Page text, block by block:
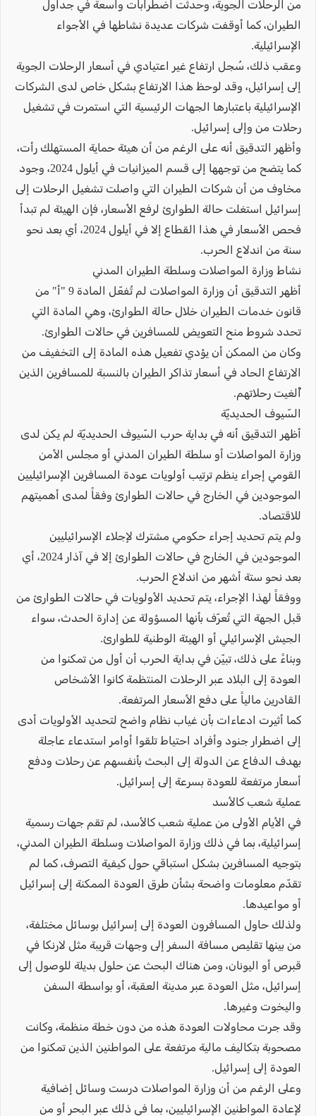
من الرحلات الجوية، وحدثت اضطرابات واسعة في جداول
الطيران، كما أوقفت شركات عديدة نشاطها في الأجواء
الإسرائيلية.
وعقب ذلك، سُجل ارتفاع غير اعتيادي في أسعار الرحلات الجوية
إلى إسرائيل، وقد لوحظ هذا الارتفاع بشكل خاص لدى الشركات
الإسرائيلية باعتبارها الجهات الرئيسية التي استمرت في تشغيل
رحلات من وإلى إسرائيل.
وأظهر التدقيق أنه على الرغم من أن هيئة حماية المستهلك رأت،
كما يتضح من توجهها إلى قسم الميزانيات في أيلول 2024، وجود
مخاوف من أن شركات الطيران التي واصلت تشغيل الرحلات إلى
إسرائيل استغلت حالة الطوارئ لرفع الأسعار، فإن الهيئة لم تبدأ
فحص الأسعار في هذا القطاع إلا في أيلول 2024، أي بعد نحو
سنة من اندلاع الحرب.
نشاط وزارة المواصلات وسلطة الطيران المدني
أظهر التدقيق أن وزارة المواصلات لم تُفعّل المادة 9 "أ" من
قانون خدمات الطيران خلال حالة الطوارئ، وهي المادة التي
تحدد شروط منح التعويض للمسافرين في حالات الطوارئ.
وكان من الممكن أن يؤدي تفعيل هذه المادة إلى التخفيف من
الارتفاع الحاد في أسعار تذاكر الطيران بالنسبة للمسافرين الذين
أُلغيت رحلاتهم.
السّيوف الحديديّة
أظهر التدقيق أنه في بداية حرب السّيوف الحديديّة لم يكن لدى
وزارة المواصلات أو سلطة الطيران المدني أو مجلس الأمن
القومي إجراء ينظم ترتيب أولويات عودة المسافرين الإسرائيليين
الموجودين في الخارج في حالات الطوارئ وفقاً لمدى أهميتهم
للاقتصاد.
ولم يتم تحديد إجراء حكومي مشترك لإجلاء الإسرائيليين
الموجودين في الخارج في حالات الطوارئ إلا في آذار 2024، أي
بعد نحو ستة أشهر من اندلاع الحرب.
ووفقاً لهذا الإجراء، يتم تحديد الأولويات في حالات الطوارئ من
قبل الجهة التي تُعرّف بأنها المسؤولة عن إدارة الحدث، سواء
الجيش الإسرائيلي أو الهيئة الوطنية للطوارئ.
وبناءً على ذلك، تبيّن في بداية الحرب أن أول من تمكنوا من
العودة إلى البلاد عبر الرحلات المنتظمة كانوا الأشخاص
القادرين مالياً على دفع الأسعار المرتفعة.
كما أثيرت ادعاءات بأن غياب نظام واضح لتحديد الأولويات أدى
إلى اضطرار جنود وأفراد احتياط تلقوا أوامر استدعاء عاجلة
بهدف الدفاع عن الدولة إلى البحث بأنفسهم عن رحلات ودفع
أسعار مرتفعة للعودة بسرعة إلى إسرائيل.
عملية شعب كالأسد
في الأيام الأولى من عملية شعب كالأسد، لم تقم جهات رسمية
إسرائيلية، بما في ذلك وزارة المواصلات وسلطة الطيران المدني،
بتوجيه المسافرين بشكل استباقي حول كيفية التصرف، كما لم
تقدّم معلومات واضحة بشأن طرق العودة الممكنة إلى إسرائيل
أو مواعيدها.
ولذلك حاول المسافرون العودة إلى إسرائيل بوسائل مختلفة،
من بينها تقليص مسافة السفر إلى وجهات قريبة مثل لارنكا في
قبرص أو اليونان، ومن هناك البحث عن حلول بديلة للوصول إلى
إسرائيل، مثل العودة عبر مدينة العقبة، أو بواسطة السفن
واليخوت وغيرها.
وقد جرت محاولات العودة هذه من دون خطة منظمة، وكانت
مصحوبة بتكاليف مالية مرتفعة على المواطنين الذين تمكنوا من
العودة إلى إسرائيل.
وعلى الرغم من أن وزارة المواصلات درست وسائل إضافية
لإعادة المواطنين الإسرائيليين، بما في ذلك عبر البحر أو من